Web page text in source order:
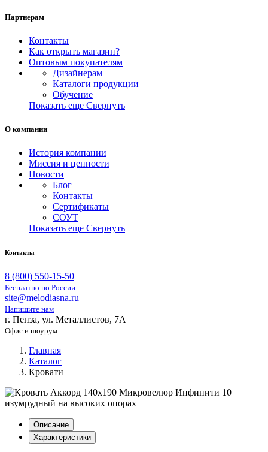
Партнерам
Контакты
Как открыть магазин?
Оптовым покупателям
Дизайнерам
Каталоги продукции
Обучение
Показать еще Свернуть
О компании
История компании
Миссия и ценности
Новости
Блог
Контакты
Сертификаты
СОУТ
Показать еще Свернуть
Контакты
8 (800) 550-15-50
Бесплатно по России
site@melodiasna.ru
Напишите нам
г. Пенза, ул. Металлистов, 7А
Офис и шоурум
Главная
Каталог
Кровати
Описание
Характеристики